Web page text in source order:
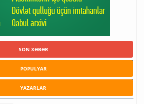
SON XƏBƏR
POPULYAR
YAZARLAR